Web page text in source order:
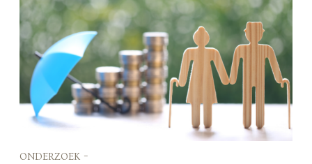
onderzoek -